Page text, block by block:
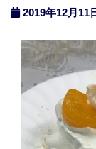
2019年12月11